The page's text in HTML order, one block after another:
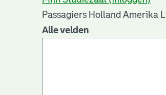
Passagiers Holland Amerika
Alle velden